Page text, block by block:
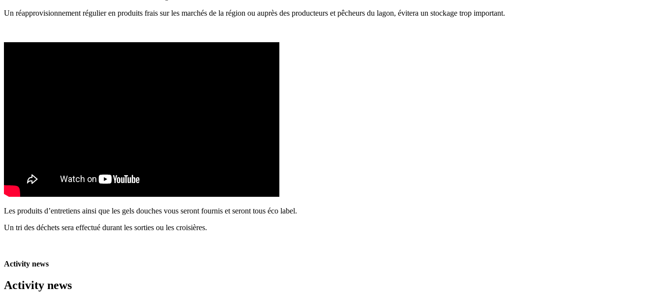
Un réapprovisionnement régulier en produits frais sur les marchés de la région ou auprès des producteurs et pêcheurs du lagon, évitera un stockage trop important.
Les produits d’entretiens ainsi que les gels douches vous seront fournis et seront tous éco label.
Un tri des déchets sera effectué durant les sorties ou les croisières.
Activity news
Activity news